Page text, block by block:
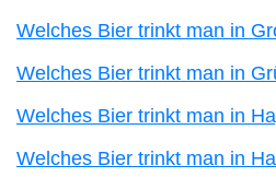
Welches Bier trinkt man in
Welches Bier trinkt man in
Welches Bier trinkt man in
Welches Bier trinkt man in